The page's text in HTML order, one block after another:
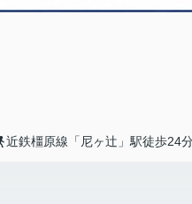
近鉄橿原線「尼ヶ辻」駅徒歩24